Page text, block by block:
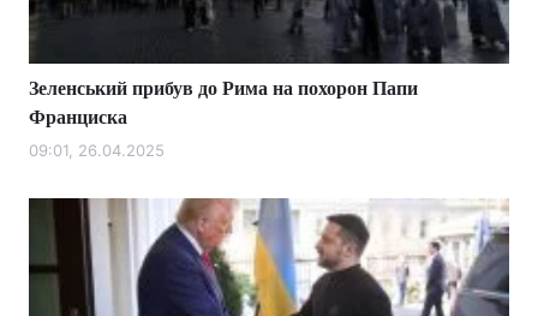
Зеленський прибув до Рима на похорон Папи
Франциска
09:01, 26.04.2025